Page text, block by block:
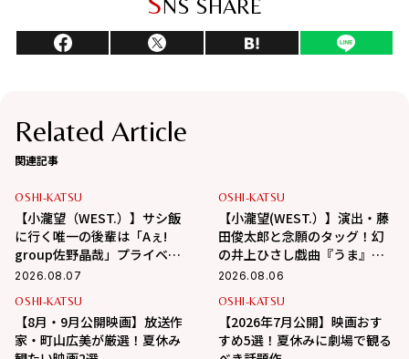
NS SHARE
Related Article
関連記事
OSHI-KATSU
【小瀧望（WEST.）】サシ飯
に行く唯一の後輩は「Aぇ!
group佐野晶哉」プライベー
トな交友録を告白
2026.08.07
OSHI-KATSU
【小瀧望(WEST.）】演出・藤
田俊太郎と念願のタッグ！幻
の井上ひさし戯曲『うま』で
演じる“爽快な悪人”の魅力と
2026.08.06
OSHI-KATSU
【8月・9月公開映画】放送作
家・町山広美が厳選！夏休み
OSHI-KATSU
【2026年7月公開】映画おす
すめ5選！夏休みに劇場で観る